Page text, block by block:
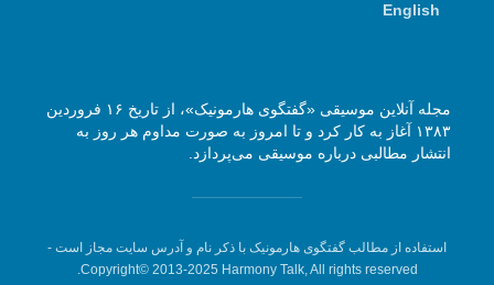
English
مجله آنلاین موسیقی «گفتگوی هارمونیک»، از تاریخ ۱۶ فروردین
۱۳۸۳ آغاز به کار کرد و تا امروز به صورت مداوم هر روز به
انتشار مطالبی درباره موسیقی می‌پردازد.
استفاده از مطالب گفتگوی هارمونیک با ذکر نام و آدرس سایت مجاز است -
Copyright© 2013-2025 Harmony Talk, All rights reserved.